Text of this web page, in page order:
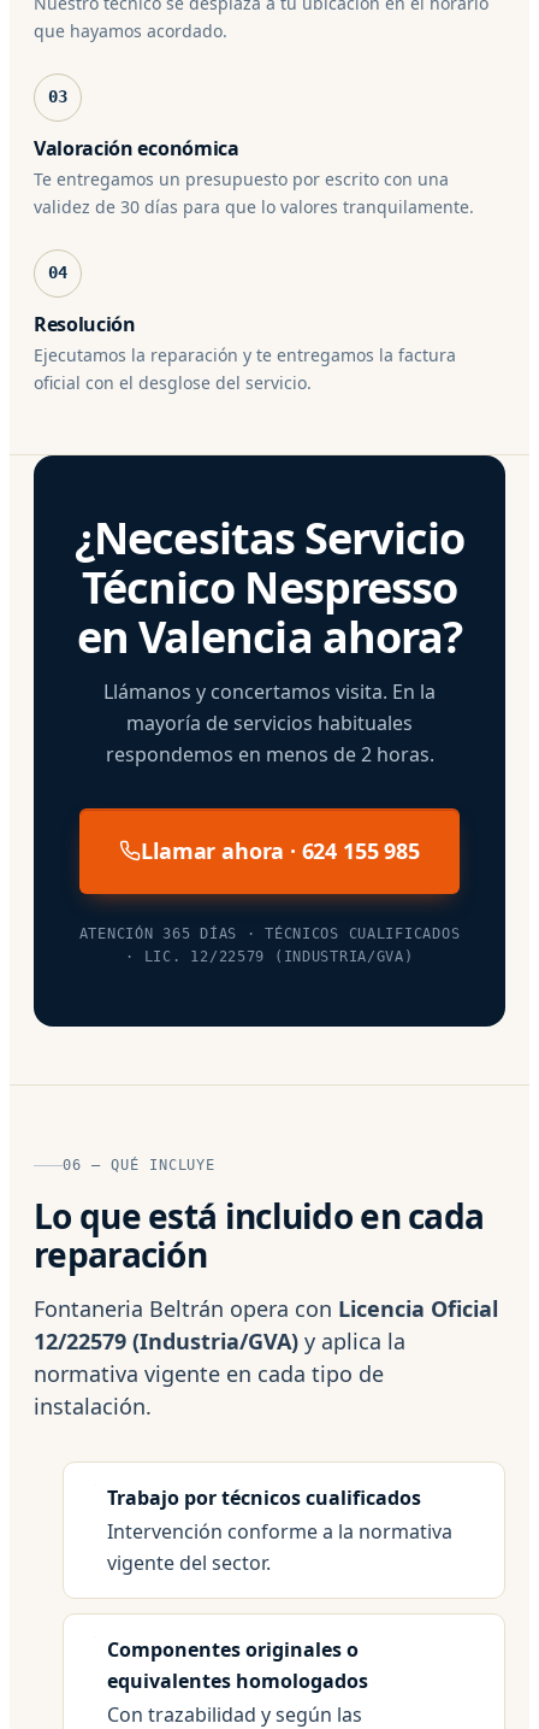
que hayamos acordado.
03
Valoración económica
Te entregamos un presupuesto por escrito con una
validez de 30 días para que lo valores tranquilamente.
04
Resolución
Ejecutamos la reparación y te entregamos la factura
oficial con el desglose del servicio.
¿Necesitas Servicio
Técnico Nespresso
en Valencia ahora?
Llámanos y concertamos visita. En la
mayoría de servicios habituales
respondemos en menos de 2 horas.
Llamar ahora · 624 155 985
ATENCIÓN 365 DÍAS · TÉCNICOS CUALIFICADOS
· LIC. 12/22579 (INDUSTRIA/GVA)
06 — QUÉ INCLUYE
Lo que está incluido en cada
reparación
Fontaneria Beltrán opera con Licencia Oficial
12/22579 (Industria/GVA) y aplica la
normativa vigente en cada tipo de
instalación.
Trabajo por técnicos cualificados
Intervención conforme a la normativa
vigente del sector.
Componentes originales o
equivalentes homologados
Con trazabilidad y según las